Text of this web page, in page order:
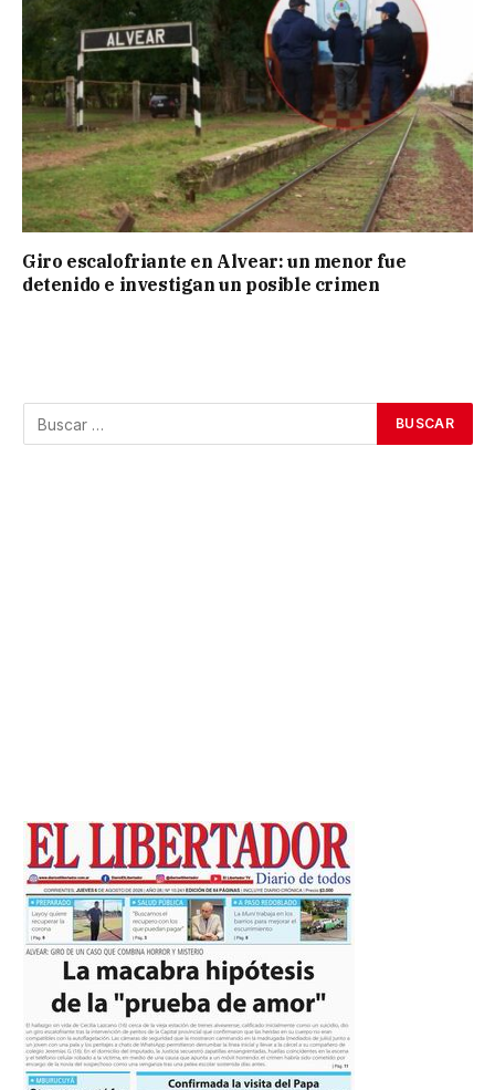
Giro escalofriante en Alvear: un menor fue
detenido e investigan un posible crimen